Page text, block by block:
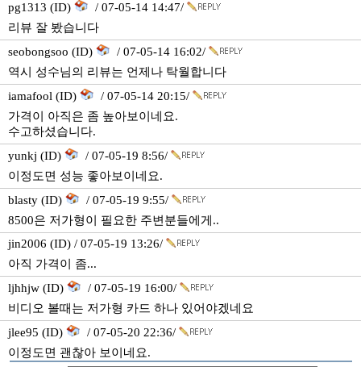
pg1313 (ID)
/ 07-05-14 14:47/
리뷰 잘 봤습니다
seobongsoo (ID)
/ 07-05-14 16:02/
역시 성수님의 리뷰는 언제나 탁월합니다
iamafool (ID)
/ 07-05-14 20:15/
가격이 아직은 좀 높아보이네요.
수고하셨습니다.
yunkj (ID)
/ 07-05-19 8:56/
이정도면 성능 좋아보이네요.
blasty (ID)
/ 07-05-19 9:55/
8500은 저가형이 필요한 주변분들에게..
jin2006 (ID) / 07-05-19 13:26/
아직 가격이 좀...
ljhhjw (ID)
/ 07-05-19 16:00/
비디오 볼때는 저가형 카드 하나 있어야겠네요
jlee95 (ID)
/ 07-05-20 22:36/
이정도면 괜찮아 보이네요.